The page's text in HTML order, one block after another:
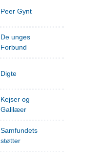
Peer Gynt
De unges
Forbund
Digte
Kejser og
Galilæer
Samfundets
støtter